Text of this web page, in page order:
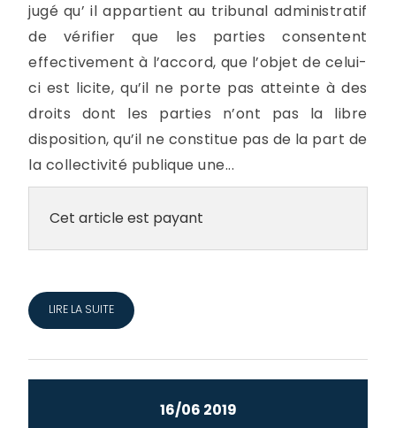
jugé qu’ il appartient au tribunal administratif
de vérifier que les parties consentent
effectivement à l’accord, que l’objet de celui-
ci est licite, qu’il ne porte pas atteinte à des
droits dont les parties n’ont pas la libre
disposition, qu’il ne constitue pas de la part de
la collectivité publique une...
Cet article est payant
LIRE LA SUITE
16/06 2019